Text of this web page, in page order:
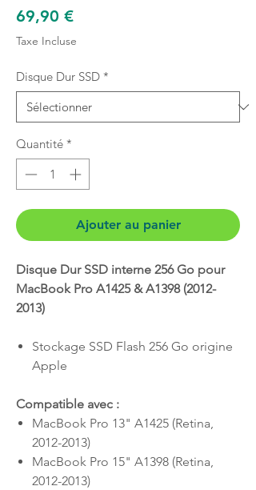
69,90 €Prix
Taxe Incluse
Disque Dur SSD *
Quantité *
Ajouter au panier
Disque Dur SSD interne 256 Go pour
MacBook Pro A1425 & A1398 (2012-
2013)
Stockage SSD Flash 256 Go origine
Apple
Compatible avec :
MacBook Pro 13" A1425 (Retina,
2012-2013)
MacBook Pro 15" A1398 (Retina,
2012-2013)